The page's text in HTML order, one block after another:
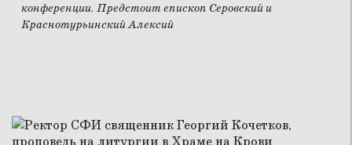
конференции. Предстоит епископ Серовский и
Краснотурьинский Алексий